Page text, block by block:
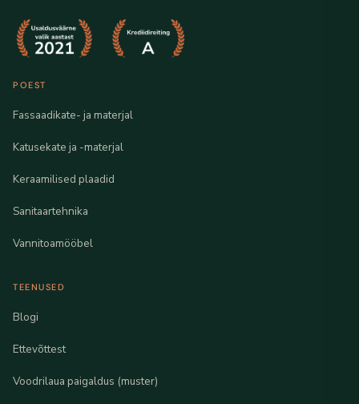
POEST
Fassaadikate- ja materjal
Katusekate ja -materjal
Keraamilised plaadid
Sanitaartehnika
Vannitoamööbel
TEENUSED
Blogi
Ettevõttest
Voodrilaua paigaldus (muster)